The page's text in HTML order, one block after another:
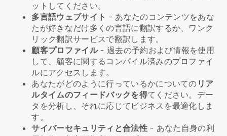
ットしてください。
多言語ウェブサイト - あなたのコンテンツをあな
たが好きなだけ多くの言語に翻訳するか、ワンク
リック翻訳サービスで翻訳します。
顧客プロファイル- 過去の予約および情報を使用
して、顧客に関するコンパイル済みのプロファイ
ルにアクセスします。
あなたがどのように行っているかについての リア
ルタイムのフィードバックを得てください。デー
タを分析し、それに応じてビジネスを最適化しま
す。
サイバーセキュリティと合法性- あなた自身の利